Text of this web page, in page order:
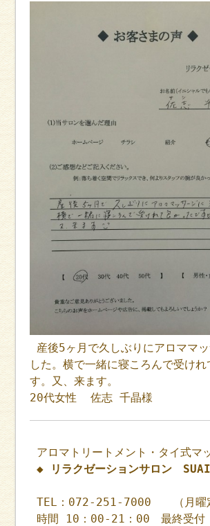
産後5ヶ月で久しぶりにアロママ
した。横で一緒に寝ころんで受け
す。又、来ます。
20代女性 佐志 千晶様
アロマトリートメント・タイ式マ
◆ リラクゼーションサロン
TEL：072-251-7000 （月曜
時間 10：00-21：00 最終受付